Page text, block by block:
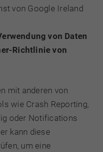
von Google Ireland
von Daten
Richtlinie von
mit anderen von
wie Crash Reporting,
oder Notifications
kann diese
um eine